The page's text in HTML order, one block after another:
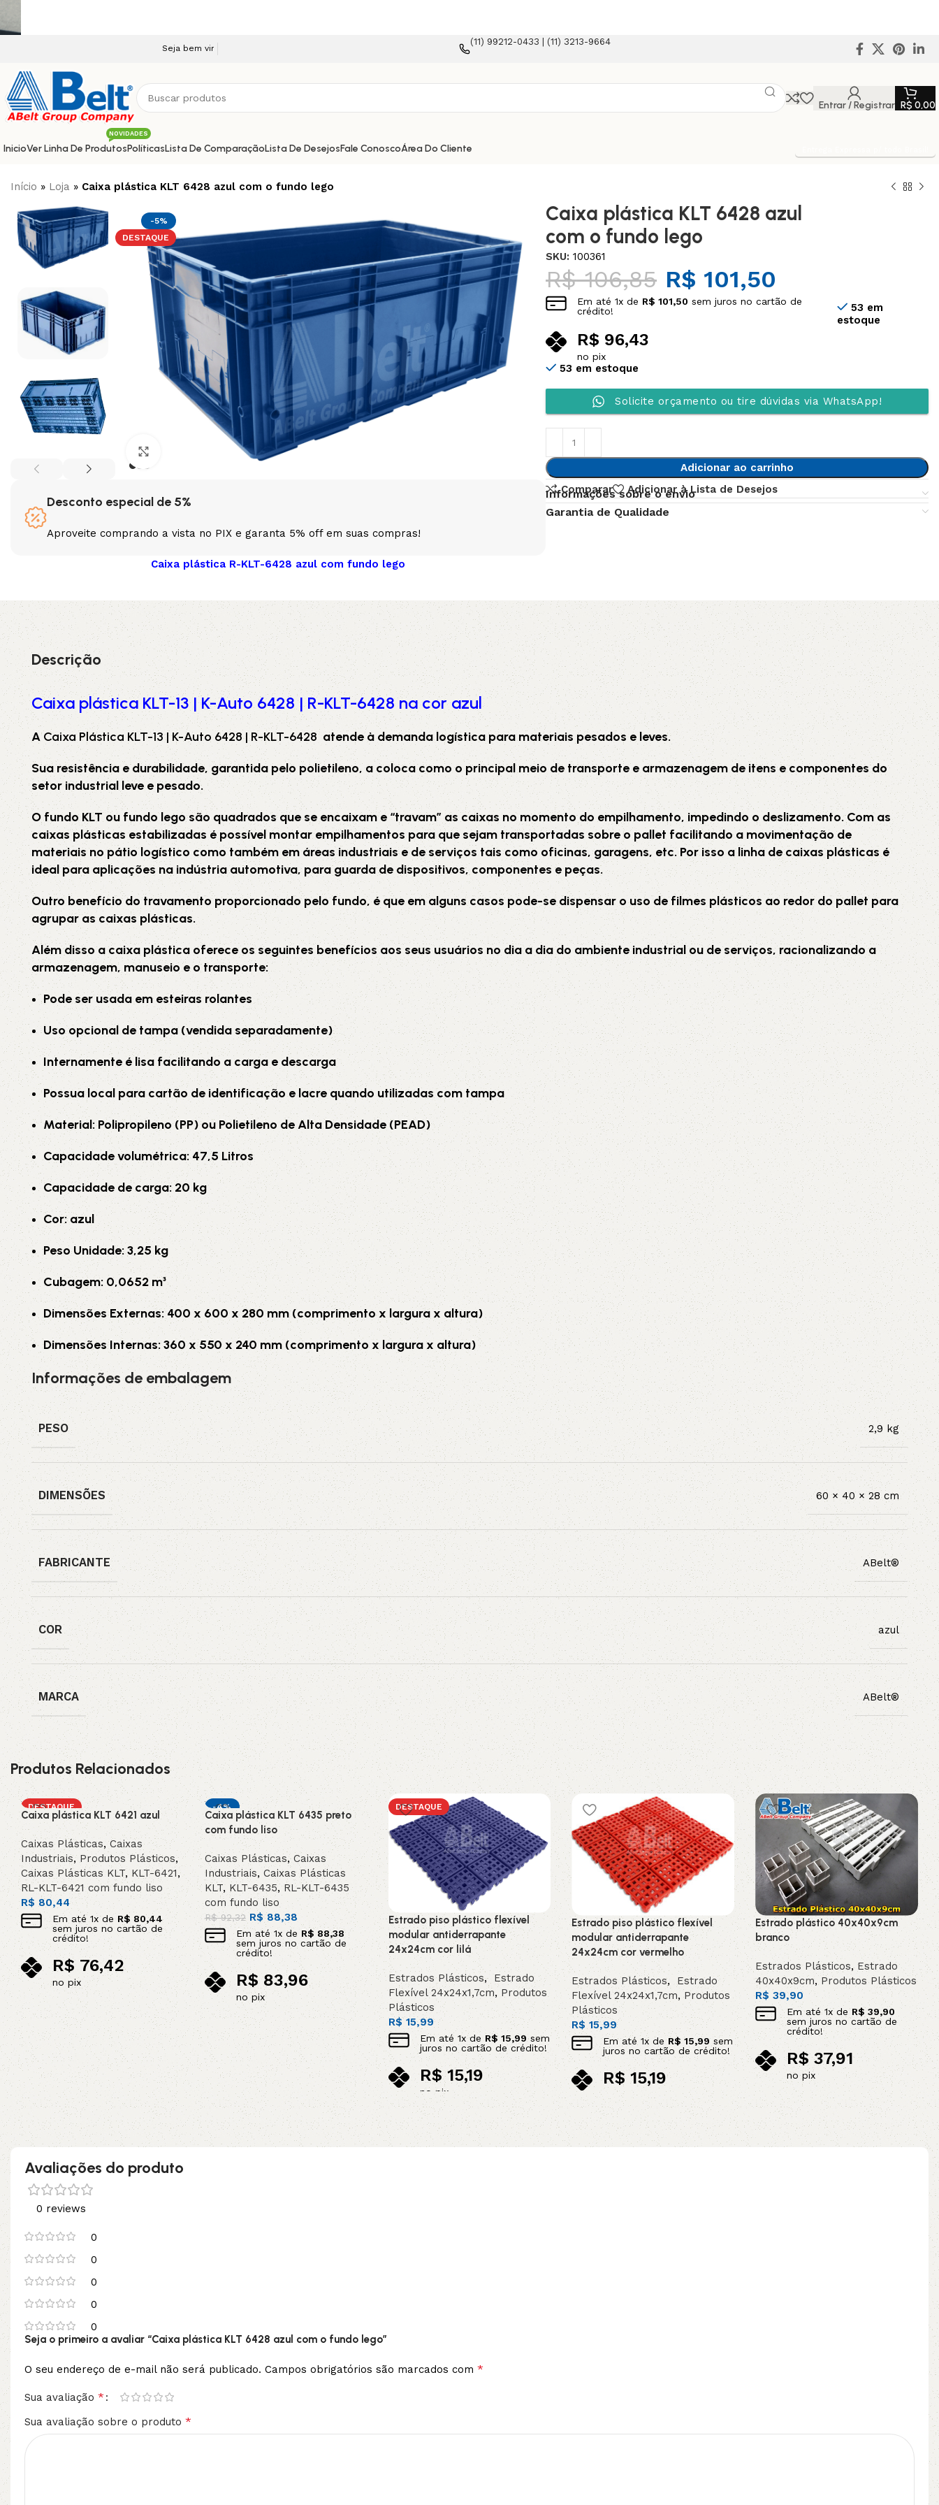
Seja bem vindo a nossa plataforma e-commerce!
(11) 99212-0433 | (11) 3213-9664
Entrar / Registrar R$ 0,00
InicioVer Linha De Produtos
NOVIDADES
3L 3VX 5V 5VX AA AVX
A AX B BX C CC
CX D PJ PJ PK PK
PL SPA SPB SPC SPZ TB
XPA XPB XPZ ZX
PolíticasLista De ComparaçãoLista De DesejosFale ConoscoÁrea Do Cliente
Início » Loja » Caixa plástica KLT 6428 azul com o fundo lego
-5%
DESTAQUE
Clique para ampliar
Desconto especial de 5%
Aproveite comprando a vista no PIX e garanta 5% off em suas compras!
Caixa plástica R-KLT-6428 azul com fundo lego
Caixa plástica KLT 6428 azul
com o fundo lego
SKU:100361
R$106,85 R$ 101,50
Em até1x de R$ 101,50 sem juros no cartão de
crédito!
R$ 96,43
no pix
53 em
estoque
53 em estoque
Solicite orçamento ou tire dúvidas via WhatsApp!
Adicionar ao carrinho
Comparar
Adicionar à Lista de Desejos
Informações sobre o envio
Garantia de Qualidade
Descrição
Caixa plástica KLT-13 | K-Auto 6428 | R-KLT-6428 na cor azul
ACaixa Plástica KLT-13 | K-Auto 6428 | R-KLT-6428 atende à demanda logística para materiais pesados e leves.
Sua resistência e durabilidade, garantida pelo polietileno, a coloca como o principal meio de transporte e armazenagem de itens e componentes do
setor industrial leve e pesado.
O fundo KLT ou fundo lego são quadrados que se encaixam e “travam” as caixas no momento do empilhamento, impedindo o deslizamento. Com as
caixas plásticas estabilizadas é possível montar empilhamentos para que sejam transportadas sobre o pallet facilitando a movimentação de
materiais no pátio logístico como também em áreas industriais e de serviços tais como oficinas, garagens, etc. Por isso a linha de caixas plásticas é
ideal para aplicações na indústria automotiva, para guarda de dispositivos, componentes e peças.
Outro benefício do travamento proporcionado pelo fundo, é que em alguns casos pode-se dispensar o uso de filmes plásticos ao redor do pallet para
agrupar as caixas plásticas.
Além disso a caixa plástica oferece os seguintes benefícios aos seus usuários no dia a dia do ambiente industrial ou de serviços, racionalizando a
armazenagem, manuseio e o transporte:
Pode ser usada em esteiras rolantes
Uso opcional de tampa (vendida separadamente)
Internamente é lisa facilitando a carga e descarga
Possua local para cartão de identificação e lacre quando utilizadas com tampa
Material: Polipropileno (PP) ou Polietileno de Alta Densidade (PEAD)
Capacidade volumétrica: 47,5 Litros
Capacidade de carga: 20 kg
Cor: azul
Peso Unidade: 3,25 kg
Cubagem: 0,0652 m³
Dimensões Externas: 400 x 600 x 280 mm (comprimento x largura x altura)
Dimensões Internas: 360 x 550 x 240 mm (comprimento x largura x altura)
Informações de embalagem
PESO 2,9 kg
DIMENSÕES 60 × 40 × 28 cm
FABRICANTE ABelt®
COR azul
MARCA ABelt®
Produtos Relacionados
DESTAQUE
Caixa plástica KLT 6421 azul
Caixas Plásticas,Caixas
Industriais, Produtos Plásticos,
Caixas Plásticas KLT, KLT-6421,
RL-KLT-6421 com fundo liso
R$ 80,44
Em até 1x deR$ 80,44
sem juros no cartão de
crédito!
R$76,42
no pix
Adicionar ao carrinho
-4%
DESTAQUE
Caixa plástica KLT 6435 preto
com fundo liso
Caixas Plásticas,Caixas
Industriais, Caixas Plásticas
KLT, KLT-6435,RL-KLT-6435
com fundo liso
R$92,32 R$88,38
Em até1x de R$ 88,38
sem juros no cartão de
crédito!
R$83,96
no pix
Adicionar ao carrinho
DESTAQUE
Estrado piso plástico flexível
modular antiderrapante
24x24cm cor lilá
Estrados Plásticos, Estrado
Flexível 24x24x1,7cm, Produtos
Plásticos
R$15,99
Em até 1x de R$15,99sem
juros no cartão de crédito!
R$15,19
no pix
Adicionar ao carrinho
Estrado piso plástico flexível
modular antiderrapante
24x24cm cor vermelho
Estrados Plásticos, Estrado
Flexível 24x24x1,7cm,Produtos
Plásticos
R$ 15,99
Em até1x deR$ 15,99sem
juros no cartão de crédito!
R$ 15,19
no pix
Adicionar ao carrinho
Estrado plástico 40x40x9cm
branco
Estrados Plásticos,Estrado
40x40x9cm, Produtos Plásticos
R$ 39,90
Em até1x deR$39,90
sem juros no cartão de
crédito!
R$37,91
no pix
Adicionar ao carrinho
Avaliações do produto
0 reviews
0
0
0
0
0
Seja o primeiro a avaliar “Caixa plástica KLT 6428 azul com o fundo lego”
O seu endereço de e-mail não será publicado. Campos obrigatórios são marcados com *
Sua avaliação *
Sua avaliação sobre o produto *